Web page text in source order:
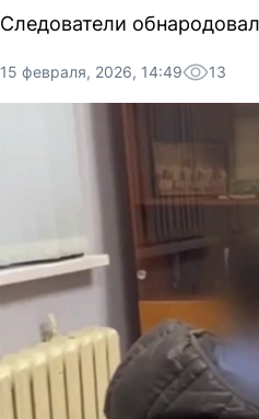
Следователи
15 февраля, 2026, 14:49 13